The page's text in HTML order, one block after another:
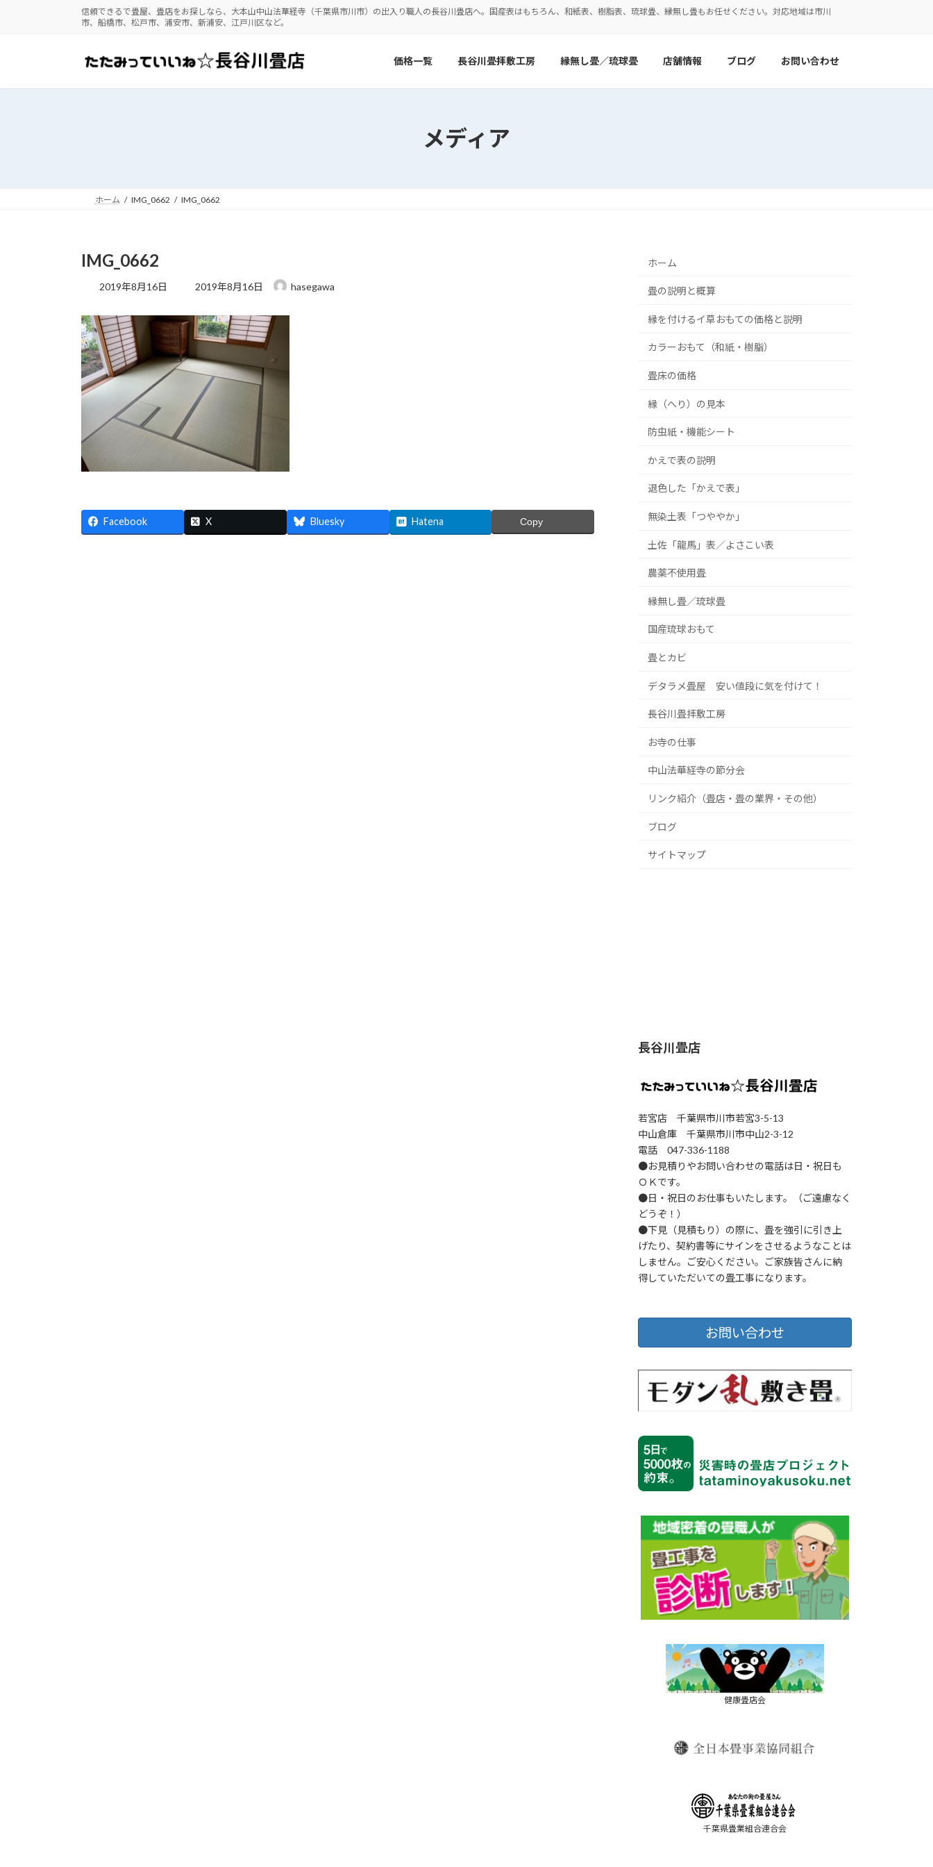
へ
ョ
信頼できるで畳屋、畳店をお探しなら、大本山中山法華経寺（千葉県市川市）の出入り職人の長谷川畳店へ。国産表はもちろん、和紙表、樹脂表、琉球畳、縁無し畳もお任せください。対応地域は市川
市、船橋市、松戸市、浦安市、新浦安、江戸川区など。
価格一覧 長谷川畳拝敷工房 縁無し畳／琉球畳 店舗情報 ブログ お問い合わせ
メディア
ホーム IMG_0662 IMG_0662
IMG_0662
2019年8月16日
最
新
日
時
:
2019年8月16日 hasegawa
Facebook X Bluesky Hatena Copy
ホーム
畳の説明と概算
縁を付けるイ草おもての価格と説明
カラーおもて（和紙・樹脂）
畳床の価格
縁（へり）の見本
防虫紙・機能シート
かえで表の説明
退色した「かえで表」
無染土表「つややか」
土佐「龍馬」表／よさこい表
農薬不使用畳
縁無し畳／琉球畳
国産琉球おもて
畳とカビ
デタラメ畳屋 安い値段に気を付けて！
長谷川畳拝敷工房
お寺の仕事
中山法華経寺の節分会
リンク紹介（畳店・畳の業界・その他）
ブログ
サイトマップ
長谷川畳店
若宮店 千葉県市川市若宮3-5-13
中山倉庫 千葉県市川市中山2-3-12
電話 047-336-1188
●お見積りやお問い合わせの電話は日・祝日も
ＯＫです。
●日・祝日のお仕事もいたします。（ご遠慮なく
どうぞ！）
●下見（見積もり）の際に、畳を強引に引き上
げたり、契約書等にサインをさせるようなことは
しません。ご安心ください。ご家族皆さんに納
得していただいての畳工事になります。
お問い合わせ
健康畳店会
千葉県畳業組合連合会